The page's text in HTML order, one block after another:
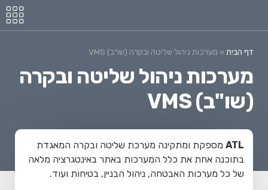
דף הבית » מערכות ניהול שליטה ובקרה (שו"ב) VMS
מערכות ניהול שליטה ובקרה
(שו"ב) VMS
ATL מספקת ומתקינה מערכת שליטה ובקרה המאגדת
בתוכנה אחת את כלל המערכות באתר באינטגרציה מלאה
של כל מערכות האבטחה, ניהול הבניין, בטיחות ועוד.